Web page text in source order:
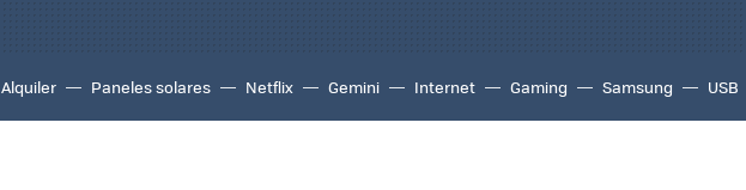
Alquiler Paneles solares Netflix Gemini Internet Gaming Samsung USB